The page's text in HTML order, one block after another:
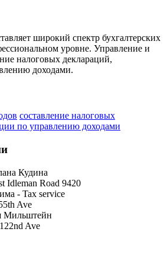
широкий спектр бухгалтерских
уровне. Управление и
налоговых деклараций,
доходами.
составление налоговых
по управлению доходами
Кудина
Idleman Road 9420
- Tax service
Ave
Мильштейн
Ave